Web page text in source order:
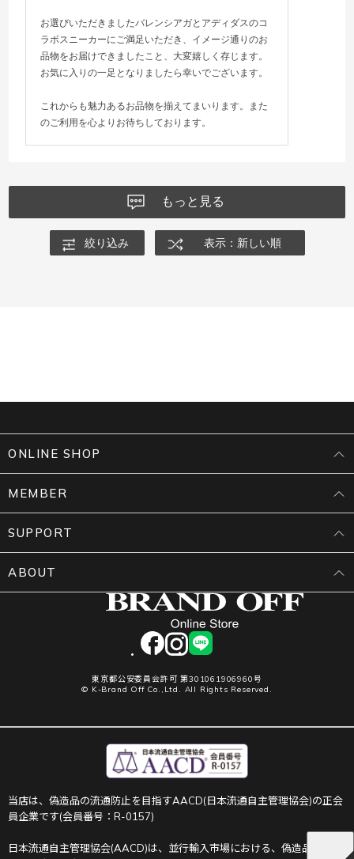
お選びいただきましたバレンシアガとアディダスのコ
ラボスニーカーにご満足いただき、イメージ通りのお
品物をお届けできましたこと、大変嬉しく存じます。
お気に入りの一足となりましたら幸いでございます。
これからも魅力あるお品物を揃えてまいります。また
のご利用を心よりお待ちしております。
もっと見る
絞り込み 表示：新しい順
facebookinstagram
LINE
東京都公安委員会許可 第301061906960号
© K-Brand Off Co.,Ltd. All Rights Reserved.
ONLINE SHOP
MEMBER
SUPPORT
ABOUT
当店は、偽造品の流通防止を目指すAACD(日本流通自主管理協会)の正会
員企業です(会員番号：R-0157)
日本流通自主管理協会(AACD)は、並行輸入市場における、偽造品や不正